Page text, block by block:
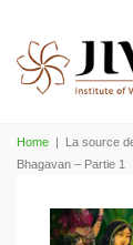
Home | La source
Bhagavan – Partie 1